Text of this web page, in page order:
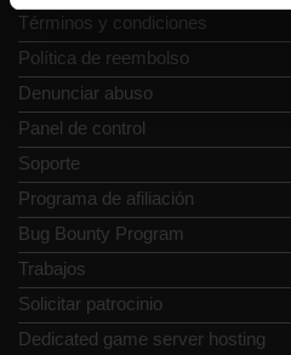
Términos y condiciones
Política de reembolso
Denunciar abuso
Panel de control
Soporte
Programa de afiliación
Bug Bounty Program
Trabajos
Solicitar patrocinio
Dedicated game server hosting